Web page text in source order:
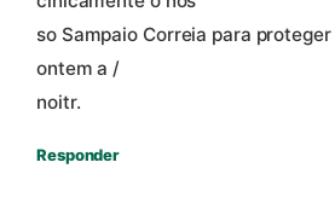
so Sampaio Correia para
ontem a /
noitr.
Responder